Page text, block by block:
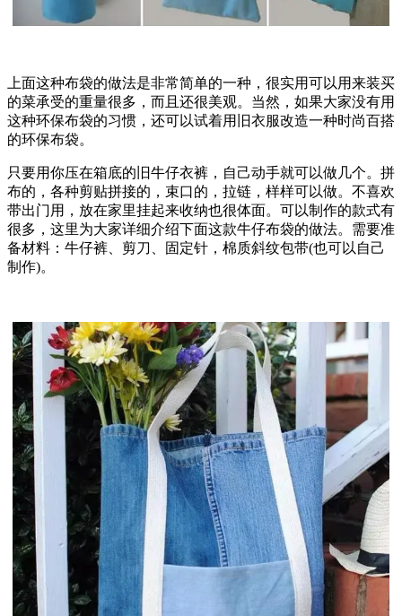
上面这种布袋的做法是非常简单的一种，很实用可以用来装买
的菜承受的重量很多，而且还很美观。当然，如果大家没有用
这种环保布袋的习惯，还可以试着用旧衣服改造一种时尚百搭
的环保布袋。
只要用你压在箱底的旧牛仔衣裤，自己动手就可以做几个。拼
布的，各种剪贴拼接的，束口的，拉链，样样可以做。不喜欢
带出门用，放在家里挂起来收纳也很体面。可以制作的款式有
很多，这里为大家详细介绍下面这款牛仔布袋的做法。需要准
备材料：牛仔裤、剪刀、固定针，棉质斜纹包带(也可以自己
制作)。